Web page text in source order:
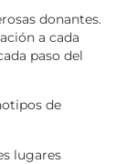
donantes.
a cada
paso del
de
lugares